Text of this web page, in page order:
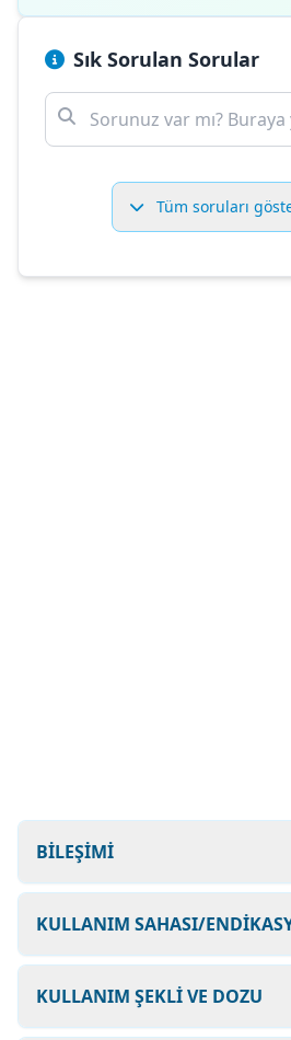
Sık Sorulan Sorular
Tüm soruları
BİLEŞİMİ
KULLANIM SAHASI/
KULLANIM ŞEKLİ VE DOZU